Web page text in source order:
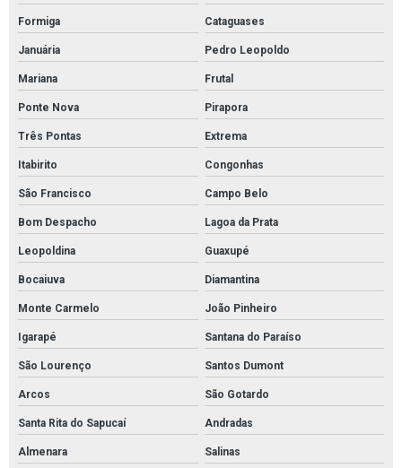
Válvulas em aço inox
Válvulas esfera
Válvulas esfera de aço inox
Válvulas reguladoras de alta pressão
Válvulas reguladoras de pressão água
Válvula esfera com atuador pneumático
Válvula esfera alta pressão
Válvula esfera industrial
Absorvente hidrofóbico para óleo
Absorvente industrial de óleo
Absorvente industrial para hidrocarbonetos
Absorvente industrial para petróleo e derivados
Absorvente para hidrocarbonetos
Formiga Cataguases
Januária Pedro Leopoldo
Mariana Frutal
Ponte Nova Pirapora
Três Pontas Extrema
Itabirito Congonhas
São Francisco Campo Belo
Bom Despacho Lagoa da Prata
Leopoldina Guaxupé
Bocaiuva Diamantina
Monte Carmelo João Pinheiro
Igarapé Santana do Paraíso
São Lourenço Santos Dumont
Arcos São Gotardo
Santa Rita do Sapucaí Andradas
Almenara Salinas